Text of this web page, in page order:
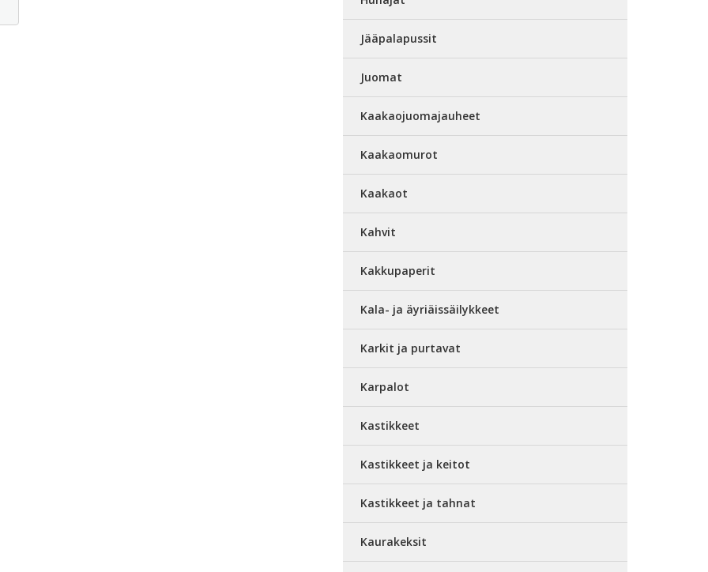
Jääpalapussit
Juomat
Kaakaojuomajauheet
Kaakaomurot
Kaakaot
Kahvit
Kakkupaperit
Kala- ja äyriäissäilykkeet
Karkit ja purtavat
Karpalot
Kastikkeet
Kastikkeet ja keitot
Kastikkeet ja tahnat
Kaurakeksit